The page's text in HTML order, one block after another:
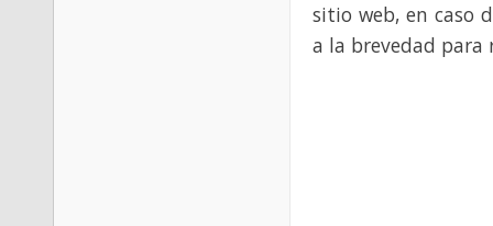
sitio web, en caso
a la brevedad para